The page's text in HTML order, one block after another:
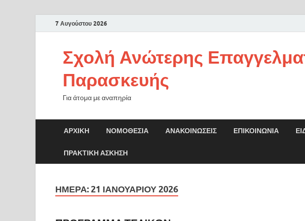
7 Αυγούστου 2026
Σχολή Ανώτερης
Παρασκευής
Για άτομα με αναπηρία
ΑΡΧΙΚΉ ΝΟΜΟΘΕΣΊΑ ΑΝΑΚΟΙΝΏΣΕΙΣ ΕΠΙΚΟΙΝΩΝΊΑ
ΠΡΑΚΤΙΚΗ ΑΣΚΗΣΗ
ΗΜΈΡΑ:21 ΙΑΝΟΥΑΡΊΟΥ 2026